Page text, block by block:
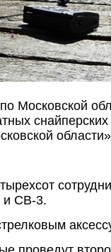
и СВ-3.